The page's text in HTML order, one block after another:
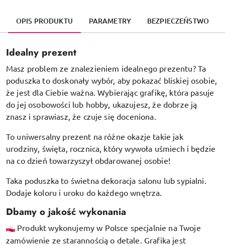
OPIS PRODUKTU PARAMETRY BEZPIECZEŃSTWO
Idealny prezent
Masz problem ze znalezieniem idealnego prezentu? Ta
poduszka to doskonały wybór, aby pokazać bliskiej osobie,
że jest dla Ciebie ważna. Wybierając grafikę, która pasuje
do jej osobowości lub hobby, ukazujesz, że dobrze ją
znasz i sprawiasz, że czuje się doceniona.
To uniwersalny prezent na różne okazje takie jak
urodziny, święta, rocznica, który wywoła uśmiech i będzie
na co dzień towarzyszył obdarowanej osobie!
Taka poduszka to świetna dekoracja salonu lub sypialni.
Dodaje koloru i uroku do każdego wnętrza.
Dbamy o jakość wykonania
Produkt wykonujemy w Polsce specjalnie na Twoje
zamówienie ze starannością o detale. Grafika jest